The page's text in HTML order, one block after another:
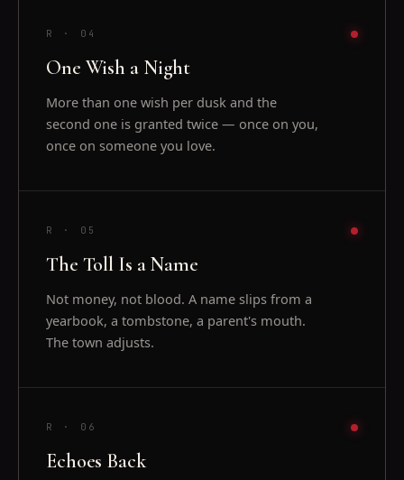
R · 04
One Wish a Night
More than one wish per dusk and the
second one is granted twice — once on you,
once on someone you love.
R · 05
The Toll Is a Name
Not money, not blood. A name slips from a
yearbook, a tombstone, a parent's mouth.
The town adjusts.
R · 06
Echoes Back